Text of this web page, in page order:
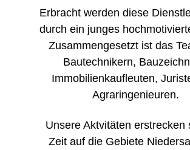
Erbracht werden diese
durch ein junges
Zusammengesetzt ist das
Bautechnikern,
Immobilienkaufleuten,
Agraringenieuren.
Unsere Aktvitäten erstrecken
Zeit auf die Gebiete